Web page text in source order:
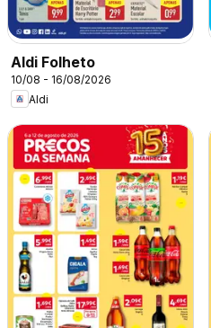
Aldi Folheto
10/08 - 16/08/2026
Aldi